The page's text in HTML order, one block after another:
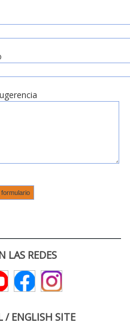
LAS REDES
/ ENGLISH SITE